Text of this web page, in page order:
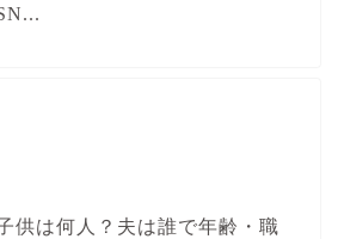
供は何人？夫は誰で年齢・職